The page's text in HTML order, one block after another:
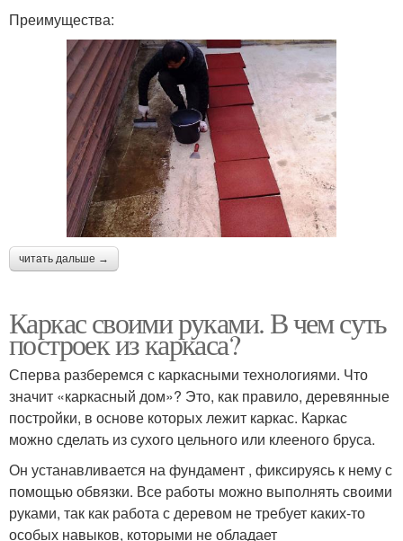
Преимущества:
читать дальше →
Каркас своими руками. В чем суть
построек из каркаса?
Сперва разберемся с каркасными технологиями. Что
значит «каркасный дом»? Это, как правило, деревянные
постройки, в основе которых лежит каркас. Каркас
можно сделать из сухого цельного или клееного бруса.
Он устанавливается на фундамент , фиксируясь к нему с
помощью обвязки. Все работы можно выполнять своими
руками, так как работа с деревом не требует каких-то
особых навыков, которыми не обладает